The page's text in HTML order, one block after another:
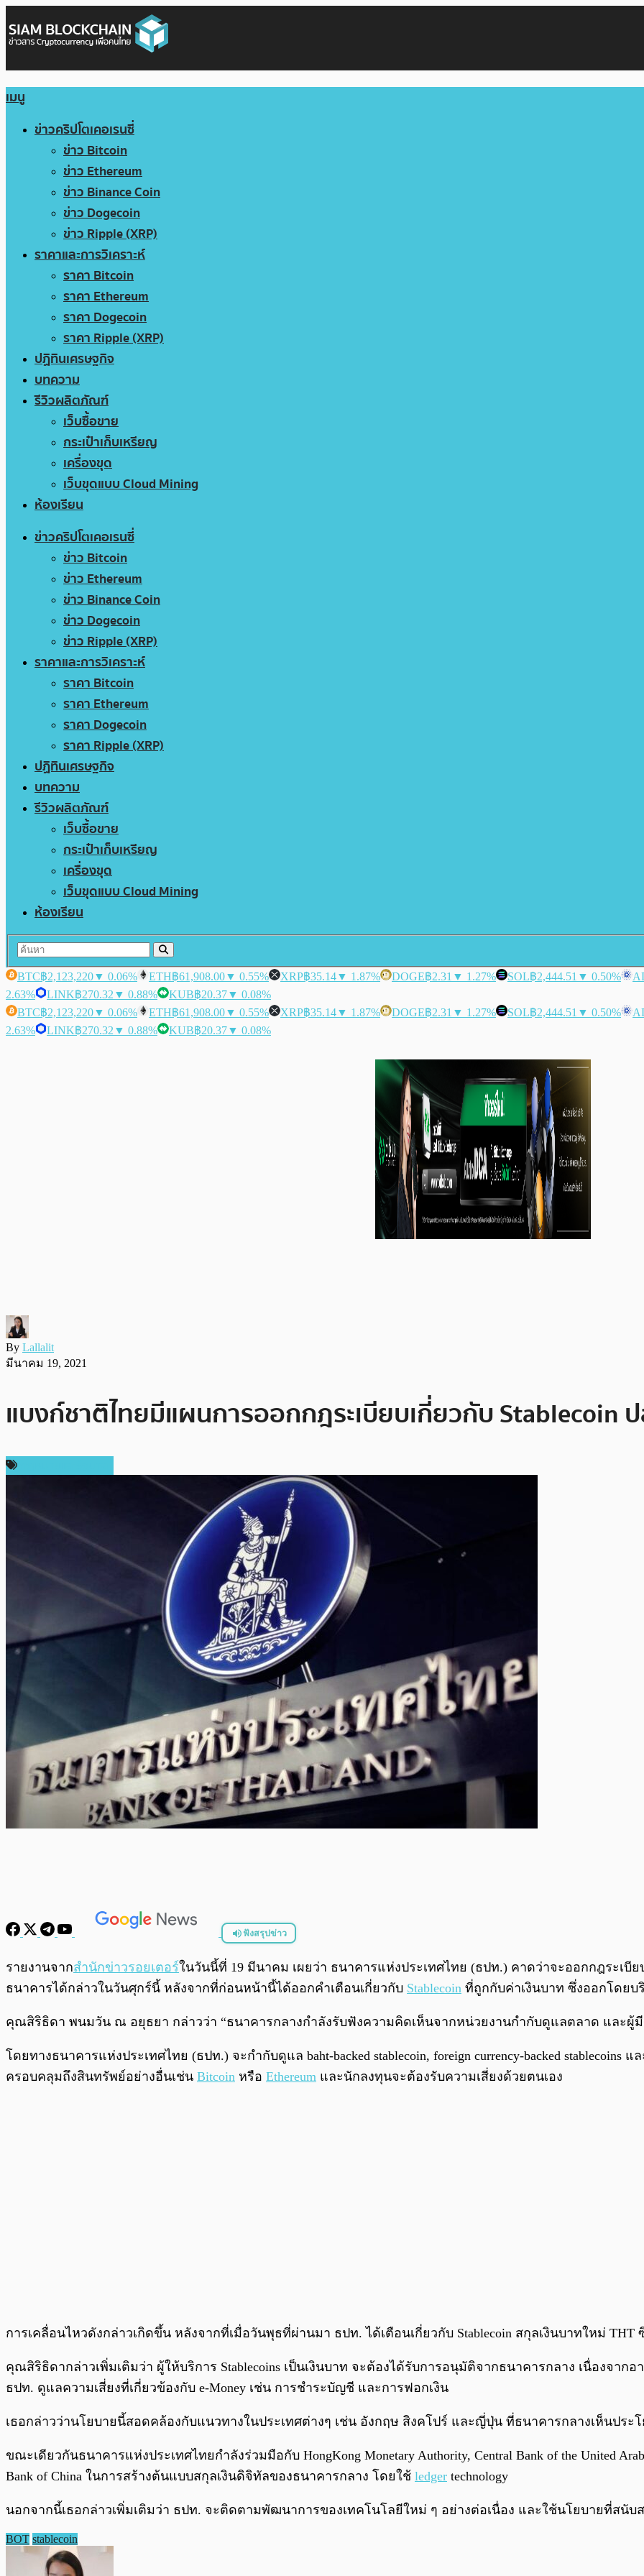
เมนู
ข่าวคริปโตเคอเรนซี่
ข่าว Bitcoin
ข่าว Ethereum
ข่าว Binance Coin
ข่าว Dogecoin
ข่าว Ripple (XRP)
ราคาและการวิเคราะห์
ราคา Bitcoin
ราคา Ethereum
ราคา Dogecoin
ราคา Ripple (XRP)
ปฏิทินเศรษฐกิจ
บทความ
รีวิวผลิตภัณฑ์
เว็บซื้อขาย
กระเป๋าเก็บเหรียญ
เครื่องขุด
เว็บขุดแบบ Cloud Mining
ห้องเรียน
ข่าวคริปโตเคอเรนซี่
ข่าว Bitcoin
ข่าว Ethereum
ข่าว Binance Coin
ข่าว Dogecoin
ข่าว Ripple (XRP)
ราคาและการวิเคราะห์
ราคา Bitcoin
ราคา Ethereum
ราคา Dogecoin
ราคา Ripple (XRP)
ปฏิทินเศรษฐกิจ
บทความ
รีวิวผลิตภัณฑ์
เว็บซื้อขาย
กระเป๋าเก็บเหรียญ
เครื่องขุด
เว็บขุดแบบ Cloud Mining
ห้องเรียน
BTC฿2,123,220▼ 0.06% ETH฿61,908.00▼ 0.55% XRP฿35.14▼ 1.87% DOGE฿2.31 ▼ 1.27% SOL฿2,444.51 ▼ 0.50%
2.63%
LINK฿270.32 ▼ 0.88% KUB฿20.37▼ 0.08%
BTC฿2,123,220▼ 0.06% ETH฿61,908.00▼ 0.55% XRP฿35.14▼ 1.87% DOGE฿2.31 ▼ 1.27% SOL฿2,444.51 ▼ 0.50%
2.63%
LINK฿270.32 ▼ 0.88% KUB฿20.37▼ 0.08%
By Lallalit
มีนาคม 19, 2021
แบงก์ชาติไทยมีแผนการออกกฎระเบียบเกี่ยวกับ Stablecoin
ฟังสรุปข่าว
รายงานจากสำนักข่าวรอยเตอร์ในวันนี้ที่ 19 มีนาคม เผยว่า ธนาคารแห่งประเทศไทย (ธปท.) คาดว่าจะออกกฎระเบีย
ธนาคารได้กล่าวในวันศุกร์นี้ หลังจากที่ก่อนหน้านี้ได้ออกคำเตือนเกี่ยวกับ Stablecoin ที่ถูกกับค่าเงินบาท ซึ่งออกโดยบ
คุณสิริธิดา พนมวัน ณ อยุธยา กล่าวว่า “ธนาคารกลางกำลังรับฟังความคิดเห็นจากหน่วยงานกำกับดูแลตลาด และผู้
โดยทางธนาคารแห่งประเทศไทย (ธปท.) จะกำกับดูแล baht-backed stablecoin, foreign currency-backed
ครอบคลุมถึงสินทรัพย์อย่างอื่นเช่น Bitcoin หรือ Ethereum และนักลงทุนจะต้องรับความเสี่ยงด้วยตนเอง
การเคลื่อนไหวดังกล่าวเกิดขึ้น หลังจากที่เมื่อวันพุธที่ผ่านมา ธปท. ได้เตือนเกี่ยวกับ Stablecoin สกุลเงินบาทใหม่
คุณสิริธิดากล่าวเพิ่มเติมว่า ผู้ให้บริการ Stablecoins เป็นเงินบาท จะต้องได้รับการอนุมัติจากธนาคารกลาง เนื่องจากอ
ธปท. ดูแลความเสี่ยงที่เกี่ยวข้องกับ e-Money เช่น การชำระบัญชี และการฟอกเงิน
เธอกล่าวว่านโยบายนี้สอดคล้องกับแนวทางในประเทศต่างๆ เช่น อังกฤษ สิงคโปร์ และญี่ปุ่น ที่ธนาคารกลางเห็นปร
ขณะเดียวกันธนาคารแห่งประเทศไทยกำลังร่วมมือกับ HongKong Monetary Authority, Central Bank of the United Arab
Bank of China ในการสร้างต้นแบบสกุลเงินดิจิทัลของธนาคารกลาง โดยใช้ ledger technology
นอกจากนี้เธอกล่าวเพิ่มเติมว่า ธปท. จะติดตามพัฒนาการของเทคโนโลยีใหม่ ๆ อย่างต่อเนื่อง และใช้นโยบายที่สนับ
BOT stablecoin